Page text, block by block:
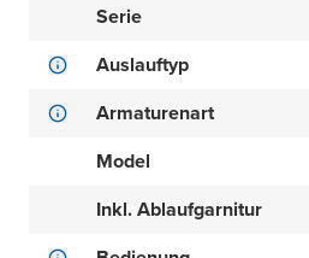
Serie
Auslauftyp
Armaturenart
Model
Inkl. Ablaufgarnitur